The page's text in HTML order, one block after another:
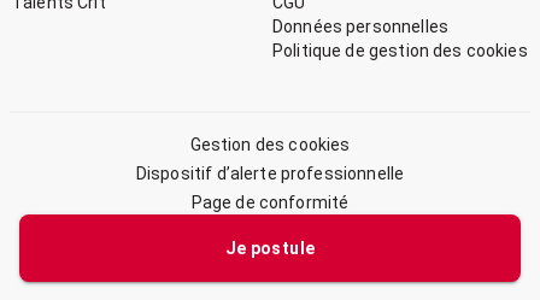
Je postule
Données personnelles
Politique de gestion des cookies
Gestion des cookies
Dispositif d’alerte professionnelle
Page de conformité
© 2026 CRIT